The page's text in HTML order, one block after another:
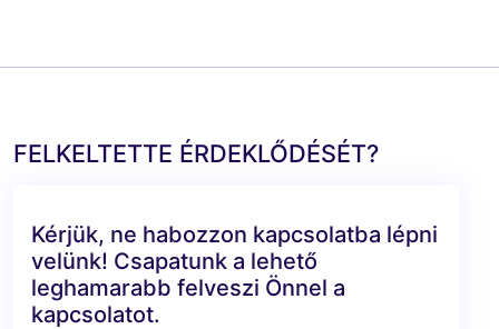
FELKELTETTE ÉRDEKLŐDÉSÉT?
Kérjük, ne habozzon kapcsolatba lépni
velünk! Csapatunk a lehető
leghamarabb felveszi Önnel a
kapcsolatot.